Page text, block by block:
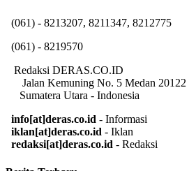
(061) - 8213207, 8211347, 8212775
(061) - 8219570
Redaksi DERAS.CO.ID
Jalan Kemuning No. 5 Medan 20122
Sumatera Utara - Indonesia
info[at]deras.co.id - Informasi
iklan[at]deras.co.id - Iklan
redaksi[at]deras.co.id - Redaksi